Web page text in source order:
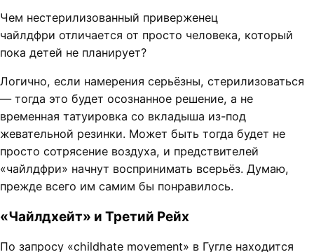
Чем нестерилизованный приверженец
чайлдфри отличается от просто человека, который
пока детей не планирует?
Логично, если намерения серьёзны, стерилизоваться
— тогда это будет осознанное решение, а не
временная татуировка со вкладыша из-под
жевательной резинки. Может быть тогда будет не
просто сотрясение воздуха, и предствителей
«чайлдфри» начнут воспринимать всерьёз. Думаю,
прежде всего им самим бы понравилось.
«Чайлдхейт» и Третий Рейх
По запросу «childhate movement» в Гугле находится